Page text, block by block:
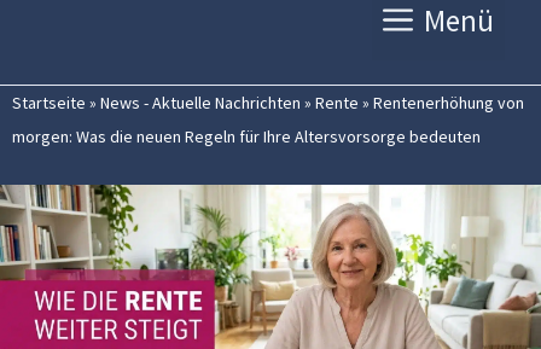
Menü
Startseite » News - Aktuelle Nachrichten » Rente » Rentenerhöhung von
morgen: Was die neuen Regeln für Ihre Altersvorsorge bedeuten